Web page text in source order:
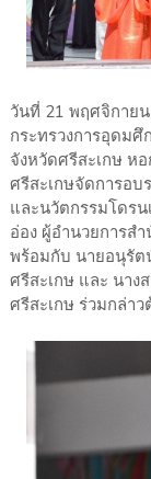
วันที่ 21 พฤศจิกาย
กระทรวงการอุดม
จังหวัดศรีสะเกษ ห
ศรีสะเกษจัดการอบ
และนวัตกรรมโดรน
อ่อง ผู้อำนวยการส
พร้อมกับ นายอนุรัต
ศรีสะเกษ และ นาง
ศรีสะเกษ ร่วมกล่า